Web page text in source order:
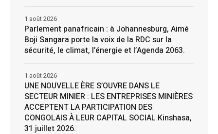
Parlement panafricain : à Johannesburg, Aimé
Boji Sangara porte la voix de la RDC sur la
sécurité, le climat, l’énergie et l’Agenda 2063.
1 août 2026
UNE NOUVELLE ÈRE S’OUVRE DANS LE
SECTEUR MINIER : LES ENTREPRISES MINIÈRES
ACCEPTENT LA PARTICIPATION DES
CONGOLAIS À LEUR CAPITAL SOCIAL Kinshasa,
31 juillet 2026.
1 août 2026